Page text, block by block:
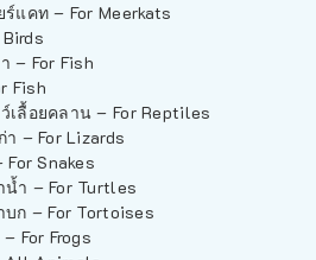
ร์แคท – For Meerkats
– For Fish
Fish
เลื้อยคลาน – For Reptiles
า – For Lizards
Snakes
น้ำ – For Turtles
บก – For Tortoises
For Frogs